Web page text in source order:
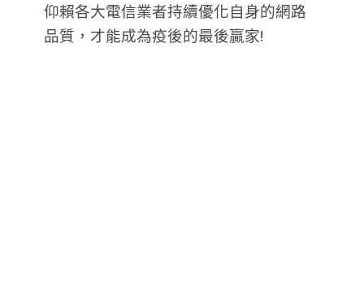
仰賴各大電信業者持續優化自身的網路
品質，才能成為疫後的最後贏家!